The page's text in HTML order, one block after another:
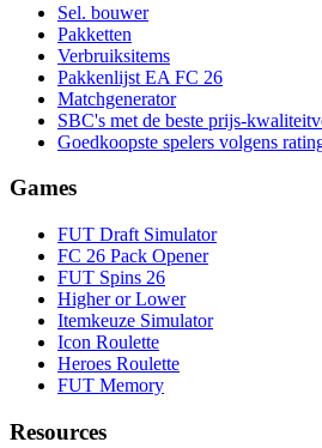
Sel. bouwer
Pakketten
Verbruiksitems
Pakkenlijst EA FC 26
Matchgenerator
SBC's met de beste prijs-
Goedkoopste spelers volgens
Games
FUT Draft Simulator
FC 26 Pack Opener
FUT Spins 26
Higher or Lower
Itemkeuze Simulator
Icon Roulette
Heroes Roulette
FUT Memory
Resources